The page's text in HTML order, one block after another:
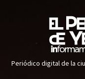
Periódico digital de la